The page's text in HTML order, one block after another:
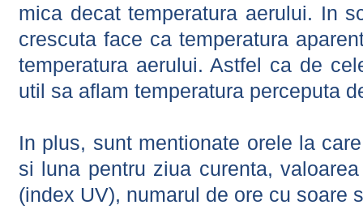
mica decat temperatura aerului. In
crescuta face ca temperatura
temperatura aerului. Astfel ca de
util sa aflam temperatura perceputa
In plus, sunt mentionate orele la
si luna pentru ziua curenta,
(index UV), numarul de ore cu soare